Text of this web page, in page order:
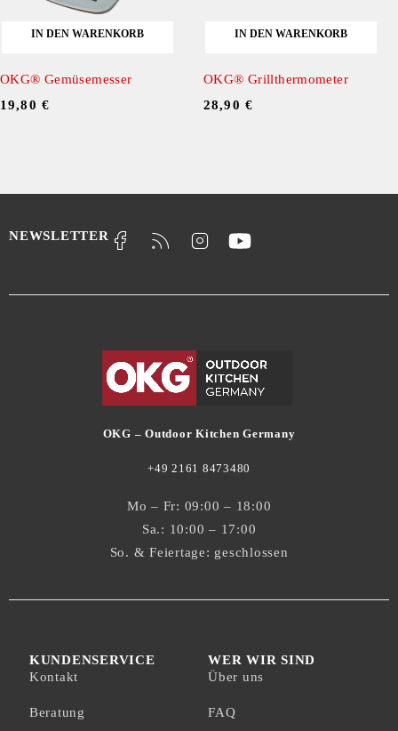
IN DEN WARENKORB
OKG® Gemüsemesser
19,80 €
IN DEN WARENKORB
OKG® Grillthermometer
28,90 €
OKG – Outdoor Kitchen Germany
+49 2161 8473480
Mo – Fr: 09:00 – 18:00
Sa.: 10:00 – 17:00
So. & Feiertage: geschlossen
WER WIR SIND
Über uns
FAQ
KUNDENSERVICE
Kontakt
Beratung
NEWSLETTER